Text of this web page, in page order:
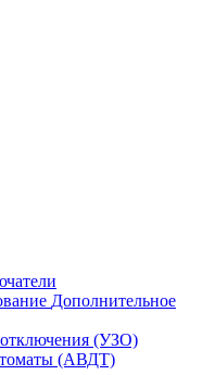
Дополнительное
отключения (УЗО)
(АВДТ)